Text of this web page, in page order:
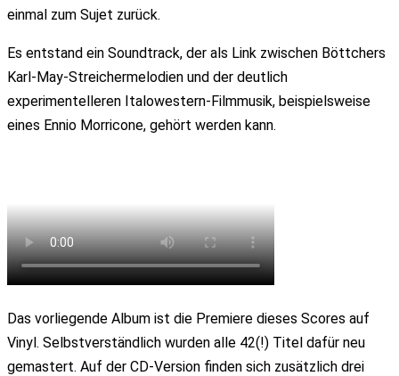
einmal zum Sujet zurück.
Es entstand ein Soundtrack, der als Link zwischen Böttchers
Karl-May-Streichermelodien und der deutlich
experimentelleren Italowestern-Filmmusik, beispielsweise
eines Ennio Morricone, gehört werden kann.
Das vorliegende Album ist die Premiere dieses Scores auf
Vinyl. Selbstverständlich wurden alle 42(!) Titel dafür neu
gemastert. Auf der CD-Version finden sich zusätzlich drei